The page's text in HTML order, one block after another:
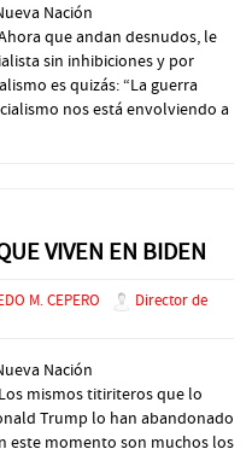
Nación
que andan desnudos, le
sin inhibiciones y por
es quizás: “La guerra
nos está envolviendo a
VIVEN EN BIDEN
M. CEPERO
Director de
Nación
mismos titiriteros que lo
Trump lo han abandonado
este momento son muchos los